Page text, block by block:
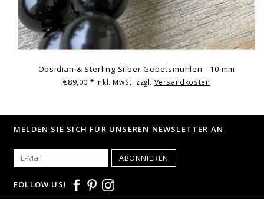
Obsidian & Sterling Silber Gebetsmühlen - 10 mm
€89,00 * Inkl. MwSt. zzgl. Versandkosten
MELDEN SIE SICH FÜR UNSEREN NEWSLETTER AN
ABONNIEREN
FOLLOW US!